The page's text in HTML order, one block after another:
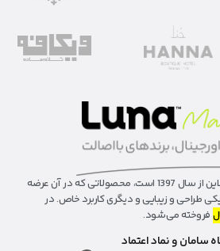
“لونا‌مارکت” یک پلتفرم فروش آنلاین از سال 1397 است، محصولاتی که در آن عرضه
طراحی و زیبایی و دیگری کاربرد خاص. در
فروخته می‌شود.
سامان و نماد اعتماد